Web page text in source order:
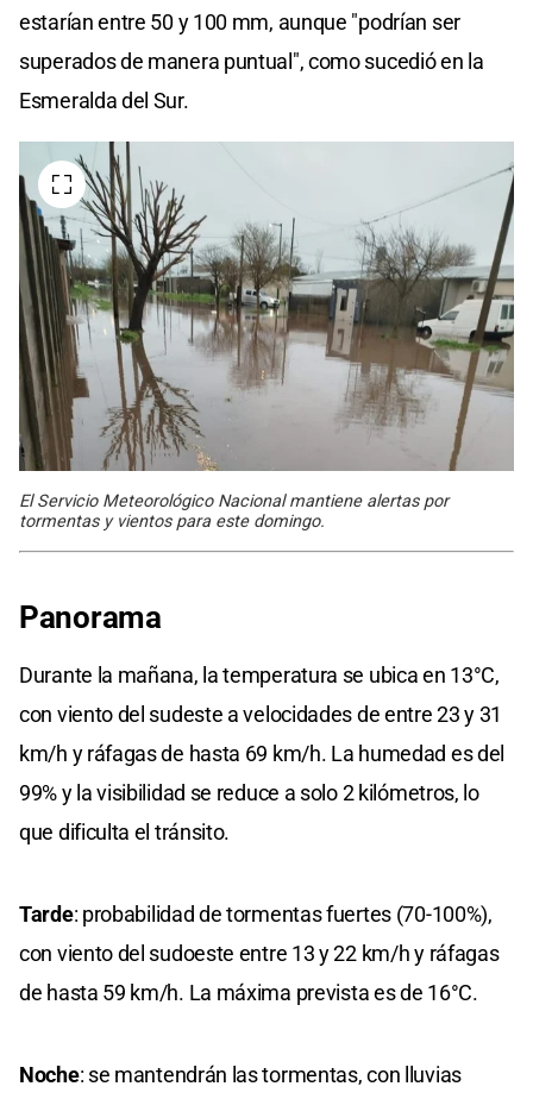
estarían entre 50 y 100 mm, aunque "podrían ser
superados de manera puntual", como sucedió en la
Esmeralda del Sur.
El Servicio Meteorológico Nacional mantiene alertas por
tormentas y vientos para este domingo.
Panorama
Durante la mañana, la temperatura se ubica en 13°C,
con viento del sudeste a velocidades de entre 23 y 31
km/h y ráfagas de hasta 69 km/h. La humedad es del
99% y la visibilidad se reduce a solo 2 kilómetros, lo
que dificulta el tránsito.
Tarde: probabilidad de tormentas fuertes (70-100%),
con viento del sudoeste entre 13 y 22 km/h y ráfagas
de hasta 59 km/h. La máxima prevista es de 16°C.
Noche: se mantendrán las tormentas, con lluvias